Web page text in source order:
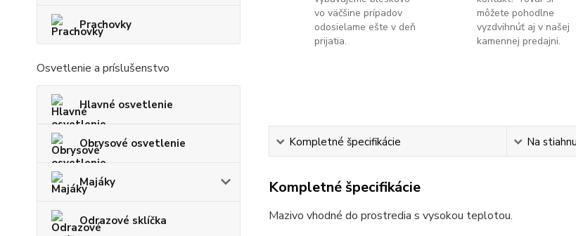
Prachovky
Osvetlenie a príslušenstvo
Hlavné osvetlenie
Obrysové osvetlenie
Majáky
Odrazové sklíčka
vo väčšine prípadov
odosielame ešte v deň
prijatia.
môžete pohodlne
vyzdvihnúť aj v našej
kamennej predajni.
Kompletné špecifikácie Na
Kompletné špecifikácie
Mazivo vhodné do prostredia s vysokou teplotou.